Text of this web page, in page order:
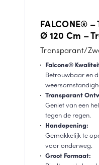
FALCONE®
Ø 120 Cm –
Transparant/
Falcone®
Betrouwbaar en
Transparant
Geniet van een
tegen de regen.
Handopening:
Gemakkelijk te
voor onderweg.
Groot Formaat: